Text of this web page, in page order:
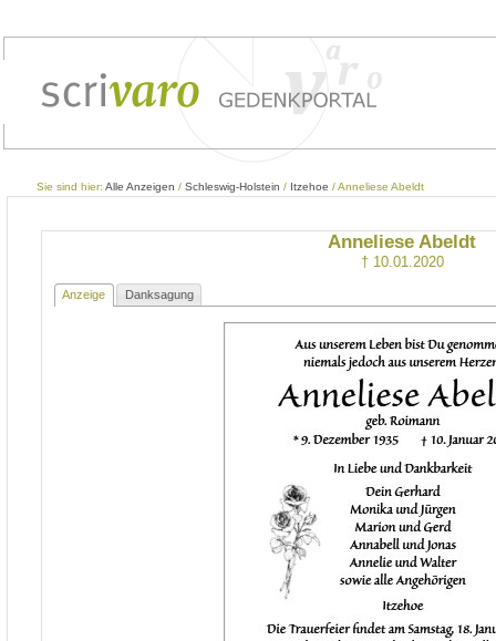
Sie sind hier: Alle Anzeigen / Schleswig-Holstein / Itzehoe / Anneliese Abeldt
Anneliese Abeldt
† 10.01.2020
Anzeige Danksagung